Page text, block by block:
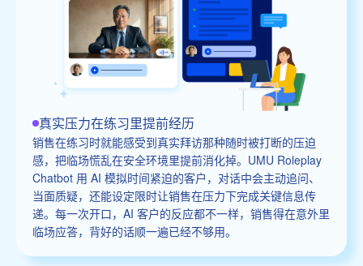
真实压力在练习里提前经历
销售在练习时就能感受到真实拜访那种随时被打断的压迫
感，把临场慌乱在安全环境里提前消化掉。UMU Roleplay
Chatbot 用 AI 模拟时间紧迫的客户，对话中会主动追问、
当面质疑，还能设定限时让销售在压力下完成关键信息传
递。每一次开口，AI 客户的反应都不一样，销售得在意外里
临场应答，背好的话顺一遍已经不够用。